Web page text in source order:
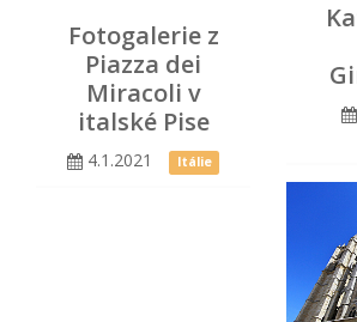
Fotogalerie z
Piazza dei
Miracoli v
italské Pise
4.1.2021 Itálie